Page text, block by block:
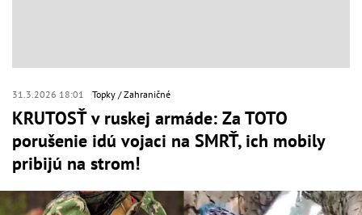
31.3.2026 18:01 Topky Zahraničné
KRUTOSŤ v ruskej armáde: Za TOTO
porušenie idú vojaci na SMRŤ, ich mobily
pribijú na strom!